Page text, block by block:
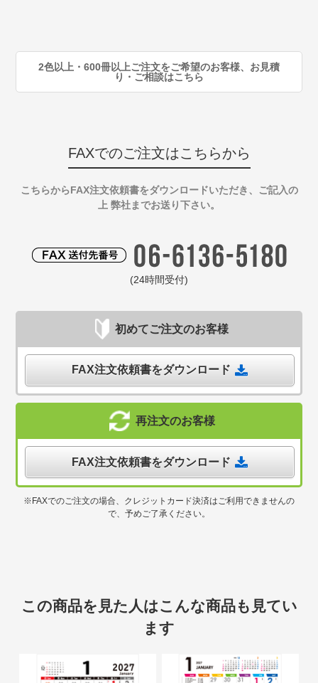
2色以上・600冊以上ご注文をご希望のお客様、お見積
り・ご相談はこちら
FAXでのご注文はこちらから
こちらからFAX注文依頼書をダウンロードいただき、ご記入の
上 弊社までお送り下さい。
(24時間受付)
初めてご注文のお客様
FAX注文依頼書をダウンロード
再注文のお客様
FAX注文依頼書をダウンロード
※FAXでのご注文の場合、クレジットカード決済はご利用できませんの
で、予めご了承ください。
この商品を見た人はこんな商品も見てい
ます